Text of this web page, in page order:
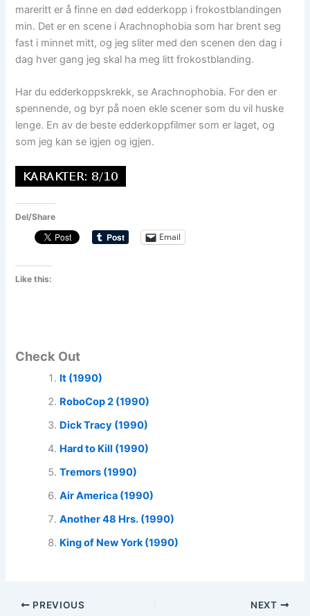
mareritt er å finne en død edderkopp i frokostblandingen
min. Det er en scene i Arachnophobia som har brent seg
fast i minnet mitt, og jeg sliter med den scenen den dag i
dag hver gang jeg skal ha meg litt frokostblanding.
Har du edderkoppskrekk, se Arachnophobia. For den er
spennende, og byr på noen ekle scener som du vil huske
lenge. En av de beste edderkoppfilmer som er laget, og
som jeg kan se igjen og igjen.
Del/Share
Email
Like this:
Check Out
It (1990)
RoboCop 2 (1990)
Dick Tracy (1990)
Hard to Kill (1990)
Tremors (1990)
Air America (1990)
Another 48 Hrs. (1990)
King of New York (1990)
PREVIOUS NEXT